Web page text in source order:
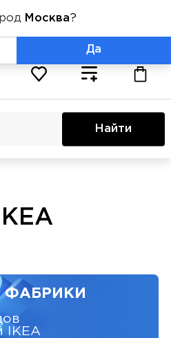
+7 (800) 775-71-06
Найти
ФАБРИКИ
IKEA
Москва?
Да